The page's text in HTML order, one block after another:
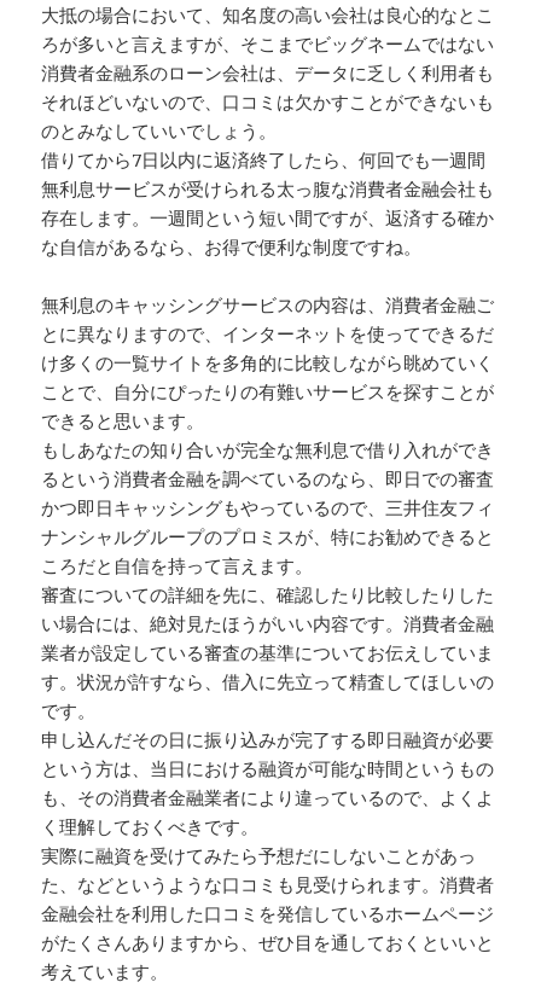
大抵の場合において、知名度の高い会社は良心的なとこ
ろが多いと言えますが、そこまでビッグネームではない
消費者金融系のローン会社は、データに乏しく利用者も
それほどいないので、口コミは欠かすことができないも
のとみなしていいでしょう。
借りてから7日以内に返済終了したら、何回でも一週間
無利息サービスが受けられる太っ腹な消費者金融会社も
存在します。一週間という短い間ですが、返済する確か
な自信があるなら、お得で便利な制度ですね。
無利息のキャッシングサービスの内容は、消費者金融ご
とに異なりますので、インターネットを使ってできるだ
け多くの一覧サイトを多角的に比較しながら眺めていく
ことで、自分にぴったりの有難いサービスを探すことが
できると思います。
もしあなたの知り合いが完全な無利息で借り入れができ
るという消費者金融を調べているのなら、即日での審査
かつ即日キャッシングもやっているので、三井住友フィ
ナンシャルグループのプロミスが、特にお勧めできると
ころだと自信を持って言えます。
審査についての詳細を先に、確認したり比較したりした
い場合には、絶対見たほうがいい内容です。消費者金融
業者が設定している審査の基準についてお伝えしていま
す。状況が許すなら、借入に先立って精査してほしいの
です。
申し込んだその日に振り込みが完了する即日融資が必要
という方は、当日における融資が可能な時間というもの
も、その消費者金融業者により違っているので、よくよ
く理解しておくべきです。
実際に融資を受けてみたら予想だにしないことがあっ
た、などというような口コミも見受けられます。消費者
金融会社を利用した口コミを発信しているホームページ
がたくさんありますから、ぜひ目を通しておくといいと
考えています。